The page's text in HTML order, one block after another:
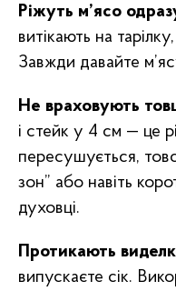
Ріжуть м’ясо
витікають на
Завжди давайте
Не враховують
і стейк у 4 см — це
пересушується,
зон” або навіть
духовці.
Протикають
випускаєте сік.